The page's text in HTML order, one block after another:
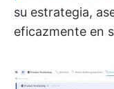
su estrategia,
eficazmente en